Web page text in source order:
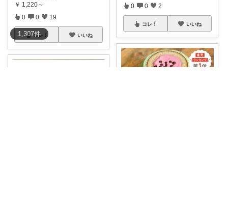
1,307件
￥ 1,220～
0 0 19
コレ いいね
0 0 2
コレ いいね